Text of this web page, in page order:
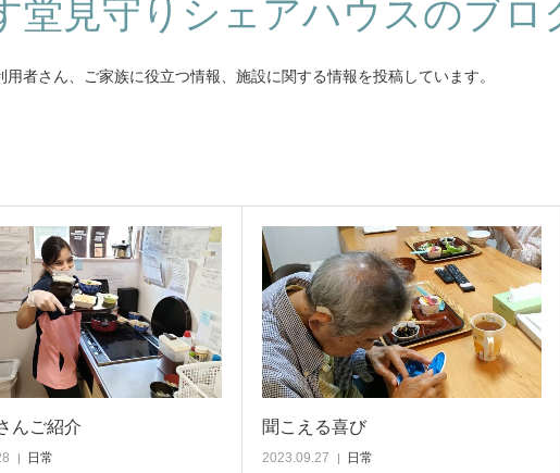
堂見守りシェアハウスのブロ
用者さん、ご家族に役立つ情報、施設に関する情報を投稿しています。
んご紹介
日常
聞こえる喜び
2023.09.27 日常